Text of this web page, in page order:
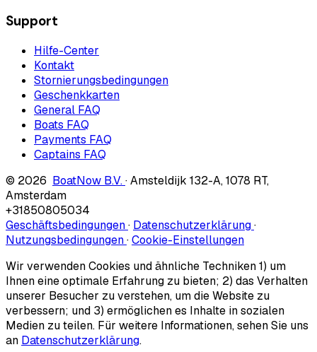
Support
Hilfe-Center
Kontakt
Stornierungsbedingungen
Geschenkkarten
General FAQ
Boats FAQ
Payments FAQ
Captains FAQ
© 2026 BoatNow B.V.·Amsteldijk 132-A,1078 RT,
Amsterdam
+31850805034
Geschäftsbedingungen· Datenschutzerklärung·
Nutzungsbedingungen·Cookie-Einstellungen
Wir verwenden Cookies und ähnliche Techniken 1) um
Ihnen eine optimale Erfahrung zu bieten; 2) das Verhalten
unserer Besucher zu verstehen, um die Website zu
verbessern; und 3) ermöglichen es Inhalte in sozialen
Medien zu teilen. Für weitere Informationen, sehen Sie uns
an Datenschutzerklärung.